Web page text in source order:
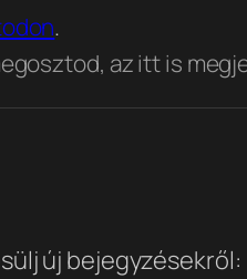
.
az itt is
új bejegyzésekről: